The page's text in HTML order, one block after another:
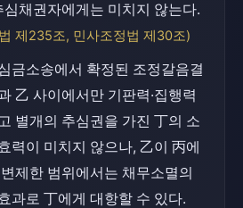
심채권자에게는 미치지 않는다.
제235조, 민사조정법 제30조)
금소송에서 확정된 조정갈음결
乙 사이에서만 기판력·집행력
별개의 추심권을 가진 丁의 소
력이 미치지 않으나, 乙이 丙에
제한 범위에서는 채무소멸의
과로 丁에게 대항할 수 있다.